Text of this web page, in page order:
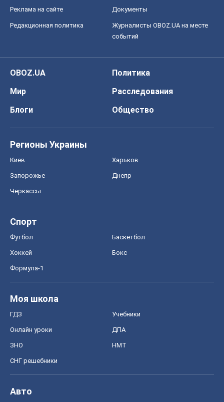
Реклама на сайте Документы
Редакционная политика
Журналисты OBOZ.UA на месте
событий
OBOZ.UA
Политика
Мир
Расследования
Блоги
Общество
Регионы Украины
Киев Харьков
Запорожье Днепр
Черкассы
Спорт
Футбол Баскетбол
Хоккей Бокс
Формула-1
Моя школа
ГДЗ Учебники
Онлайн уроки ДПА
ЗНО НМТ
СНГ решебники
Авто